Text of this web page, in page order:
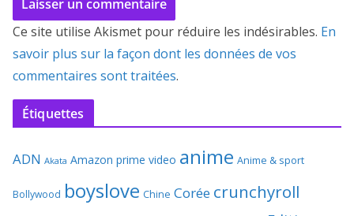
Ce site utilise Akismet pour réduire les indésirables. En
savoir plus sur la façon dont les données de vos
commentaires sont traitées.
Étiquettes
ADN Akata Amazon prime video anime Anime & sport
Bollywood boyslove Chine Corée crunchyroll